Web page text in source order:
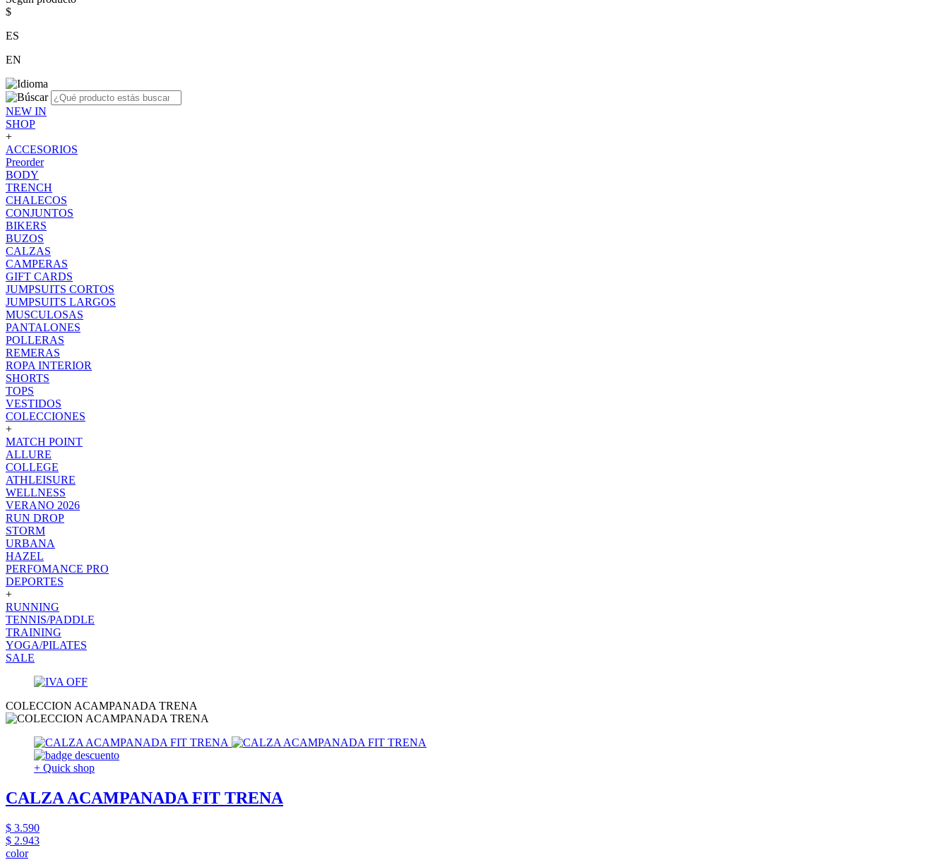
$
ES
EN
NEW IN
SHOP
+
ACCESORIOS
Preorder
BODY
TRENCH
CHALECOS
CONJUNTOS
BIKERS
BUZOS
CALZAS
CAMPERAS
GIFT CARDS
JUMPSUITS CORTOS
JUMPSUITS LARGOS
MUSCULOSAS
PANTALONES
POLLERAS
REMERAS
ROPA INTERIOR
SHORTS
TOPS
VESTIDOS
COLECCIONES
+
MATCH POINT
ALLURE
COLLEGE
ATHLEISURE
WELLNESS
VERANO 2026
RUN DROP
STORM
URBANA
HAZEL
PERFOMANCE PRO
DEPORTES
+
RUNNING
TENNIS/PADDLE
TRAINING
YOGA/PILATES
SALE
COLECCION ACAMPANADA TRENA
+ Quick shop
CALZA ACAMPANADA FIT TRENA
$ 3.590
$ 2.943
color